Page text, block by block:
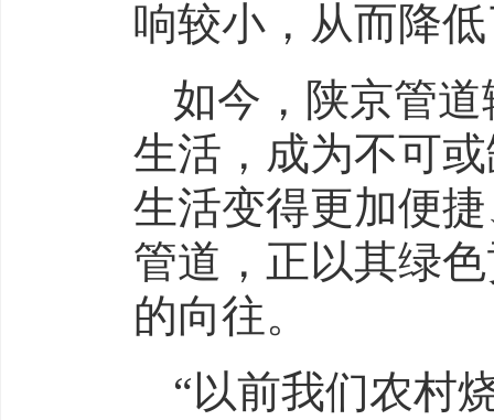
响较小，从而降
如今，陕京管
生活，成为不可
生活变得更加便
管道，正以其绿
的向往。
“以前我们农村